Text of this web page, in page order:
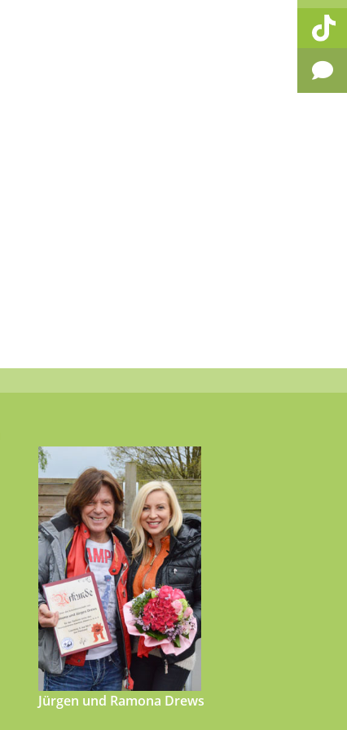
Jürgen und Ramona Drews